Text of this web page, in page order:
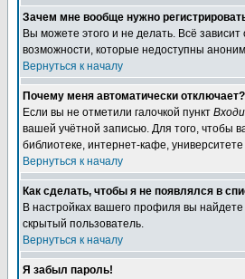
Зачем мне вообще нужно
Вы можете этого и не делать. Всё
возможности, которые недоступны
Вернуться к началу
Почему меня автоматически отключает?
Если вы не отметили галочкой пункт
вашей учётной записью. Для того, чтобы
библиотеке, интернет-кафе, университете
Вернуться к началу
Как сделать, чтобы я не появлялся в
В настройках вашего профиля вы
скрытый пользователь.
Вернуться к началу
Я забыл пароль!